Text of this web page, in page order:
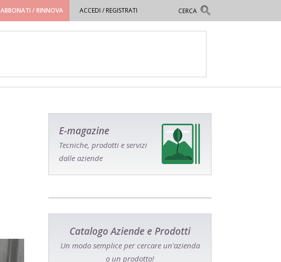
ABBONATI / RINNOVA ACCEDI / REGISTRATI
E-magazine
Tecniche, prodotti e servizi
dalle aziende
Catalogo Aziende e Prodotti
Un modo semplice per cercare un'azienda
o un prodotto!